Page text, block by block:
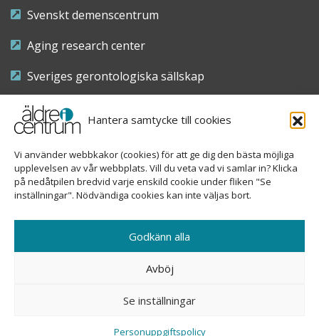
Hantera samtycke till cookies
Vi använder webbkakor (cookies) för att ge dig den bästa möjliga
upplevelsen av vår webbplats. Vill du veta vad vi samlar in? Klicka
på nedåtpilen bredvid varje enskild cookie under fliken "Se
inställningar". Nödvändiga cookies kan inte väljas bort.
Godkänn alla
Avböj
Se inställningar
Personuppgiftspolicy
Svenskt demenscentrum
Aging research center
Sveriges gerontologiska sällskap
Riksföreningen för sjuksköterskor inom äldre- och
demensvård
Nationellt kompetenscentrum anhöriga
Sveavägen 155, 113 46 Stockholm
08-690 58 84
info@aldreicentrum.se
Ansvarig utgivare: Åsa Hedberg Rundgren